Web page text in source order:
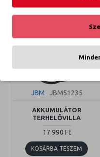
JBM JBM51235
AKKUMULÁTOR
TERHELŐVILLA
17 990 Ft
KOSÁRBA TESZEM